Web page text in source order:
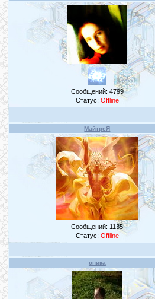
Сообщений: 4799
Статус: Offline
МайтреЯ
Сообщений: 1135
Статус: Offline
спика